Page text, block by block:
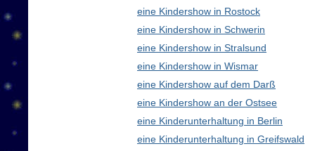
eine Kindershow in Rostock
eine Kindershow in Schwerin
eine Kindershow in Stralsund
eine Kindershow in Wismar
eine Kindershow auf dem Darß
eine Kindershow an der Ostsee
eine Kinderunterhaltung in Berlin
eine Kinderunterhaltung in Greifswald